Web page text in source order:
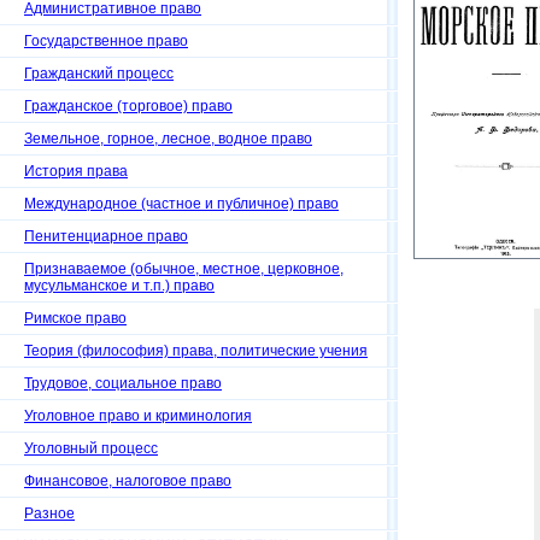
Административное право
Государственное право
Гражданский процесс
Гражданское (торговое) право
Земельное, горное, лесное, водное право
История права
Международное (частное и публичное) право
Пенитенциарное право
Признаваемое (обычное, местное, церковное,
мусульманское и т.п.) право
Римское право
Теория (философия) права, политические учения
Трудовое, социальное право
Уголовное право и криминология
Уголовный процесс
Финансовое, налоговое право
Разное